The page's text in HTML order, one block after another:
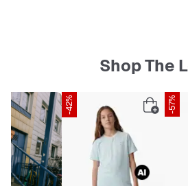
Shop The
-42% -57%